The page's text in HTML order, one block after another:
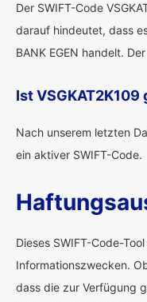
Der SWIFT-Code
darauf hindeutet, dass
BANK EGEN handelt.
Ist
Nach unserem letzten
ein aktiver SWIFT-Code.
Dieses SWIFT-Code-
Informationszwecken.
dass die zur Verfügung